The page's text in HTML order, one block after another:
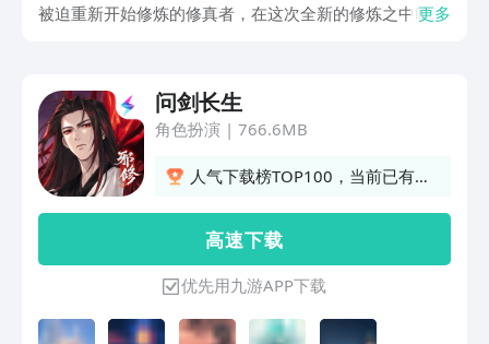
被迫重新开始修炼的修真者，在这次全新的修炼之中咱们
问。
更多
问剑长生
角色扮演 | 766.6MB
人气下载榜TOP100，当前已有
高 速 下 载
优先用九游APP下载